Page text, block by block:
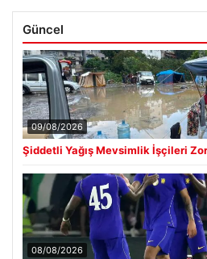
Güncel
09/08/2026
Şiddetli Yağış Mevsimlik İşçileri Zor
08/08/2026